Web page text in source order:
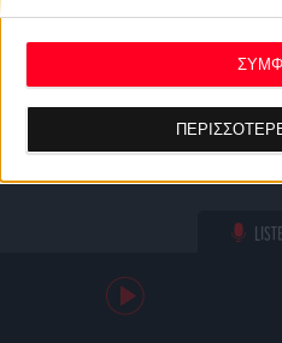
ανακαλέσετε τη συγκατάθεσή
επιστρέφοντας σε αυτόν τον
κουμπί "Απορρήτου" στο κάτω